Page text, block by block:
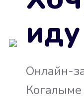
Онлайн-
Когалыме